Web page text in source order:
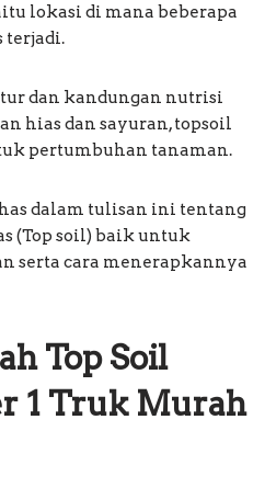
lokasi di mana beberapa
terjadi.
dan kandungan nutrisi
hias dan sayuran, topsoil
pertumbuhan tanaman.
dalam tulisan ini tentang
(Top soil) baik untuk
serta cara menerapkannya
Top Soil
1 Truk Murah